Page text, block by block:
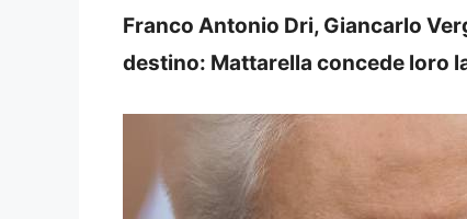
Franco Antonio Dri, Giancarlo
destino: Mattarella concede loro